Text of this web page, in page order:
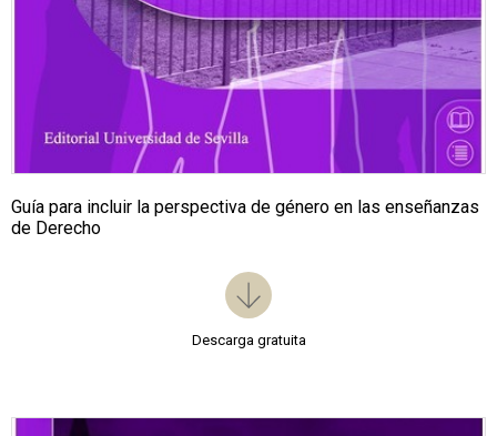
Guía para incluir la perspectiva de género en las enseñanzas
de Derecho
Descarga gratuita